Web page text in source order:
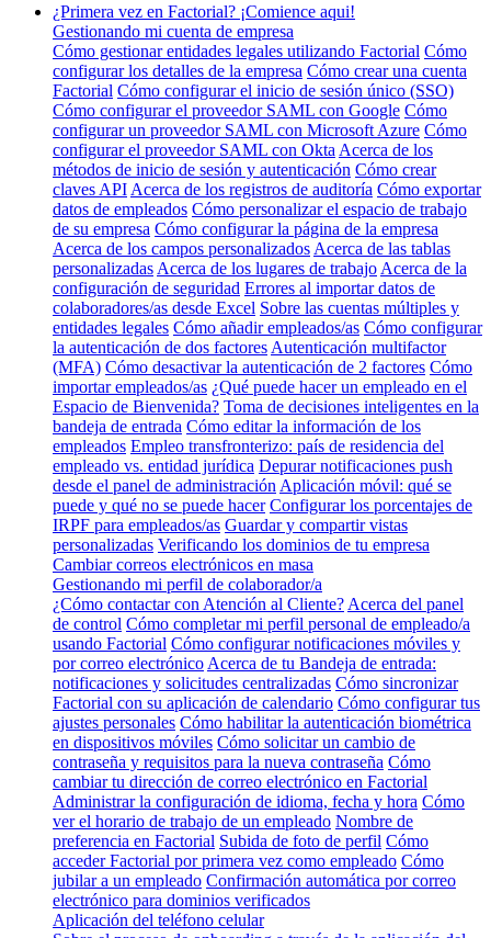
¿Primera vez en Factorial? ¡Comience aqui!
Gestionando mi cuenta de empresa
Cómo gestionar entidades legales utilizando Factorial Cómo
configurar los detalles de la empresa Cómo crear una cuenta
Factorial Cómo configurar el inicio de sesión único (SSO)
Cómo configurar el proveedor SAML con Google Cómo
configurar un proveedor SAML con Microsoft Azure Cómo
configurar el proveedor SAML con Okta Acerca de los
métodos de inicio de sesión y autenticación Cómo crear
claves API Acerca de los registros de auditoría Cómo exportar
datos de empleados Cómo personalizar el espacio de trabajo
de su empresa Cómo configurar la página de la empresa
Acerca de los campos personalizados Acerca de las tablas
personalizadas Acerca de los lugares de trabajo Acerca de la
configuración de seguridad Errores al importar datos de
colaboradores/as desde Excel Sobre las cuentas múltiples y
entidades legales Cómo añadir empleados/as Cómo configurar
la autenticación de dos factores Autenticación multifactor
(MFA) Cómo desactivar la autenticación de 2 factores Cómo
importar empleados/as ¿Qué puede hacer un empleado en el
Espacio de Bienvenida? Toma de decisiones inteligentes en la
bandeja de entrada Cómo editar la información de los
empleados Empleo transfronterizo: país de residencia del
empleado vs. entidad jurídica Depurar notificaciones push
desde el panel de administración Aplicación móvil: qué se
puede y qué no se puede hacer Configurar los porcentajes de
IRPF para empleados/as Guardar y compartir vistas
personalizadas Verificando los dominios de tu empresa
Cambiar correos electrónicos en masa
Gestionando mi perfil de colaborador/a
¿Cómo contactar con Atención al Cliente? Acerca del panel
de control Cómo completar mi perfil personal de empleado/a
usando Factorial Cómo configurar notificaciones móviles y
por correo electrónico Acerca de tu Bandeja de entrada:
notificaciones y solicitudes centralizadas Cómo sincronizar
Factorial con su aplicación de calendario Cómo configurar tus
ajustes personales Cómo habilitar la autenticación biométrica
en dispositivos móviles Cómo solicitar un cambio de
contraseña y requisitos para la nueva contraseña Cómo
cambiar tu dirección de correo electrónico en Factorial
Administrar la configuración de idioma, fecha y hora Cómo
ver el horario de trabajo de un empleado Nombre de
preferencia en Factorial Subida de foto de perfil Cómo
acceder Factorial por primera vez como empleado Cómo
jubilar a un empleado Confirmación automática por correo
electrónico para dominios verificados
Aplicación del teléfono celular